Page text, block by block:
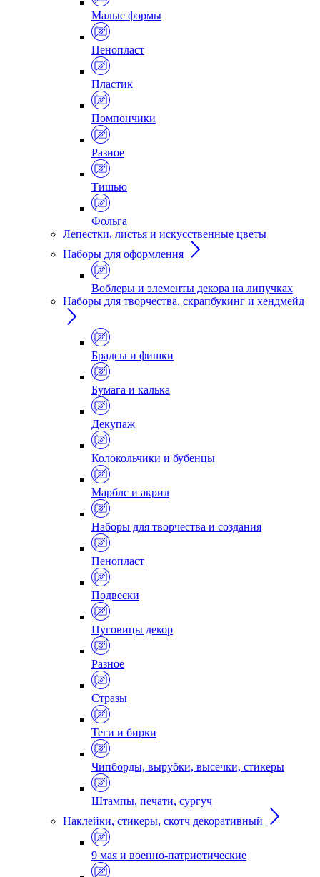
Малые формы
Пенопласт
Пластик
Помпончики
Разное
Тишью
Фольга
Лепестки, листья и искусственные цветы
Наборы для оформления
Воблеры и элементы декора на липучках
Наборы для творчества, скрапбукинг и хендмейд
Брадсы и фишки
Бумага и калька
Декупаж
Колокольчики и бубенцы
Марблс и акрил
Наборы для творчества и создания
Пенопласт
Подвески
Пуговицы декор
Разное
Стразы
Теги и бирки
Чипборды, вырубки, высечки, стикеры
Штампы, печати, сургуч
Наклейки, стикеры, скотч декоративный
9 мая и военно-патриотические